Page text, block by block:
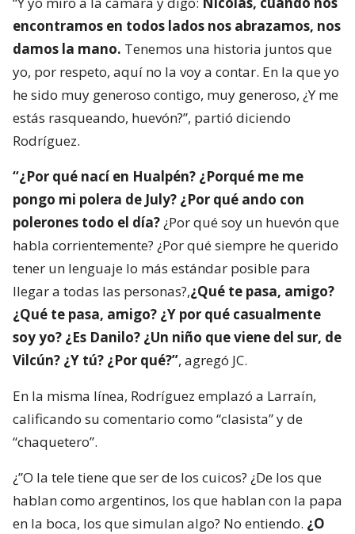
encontramos en todos lados nos abrazamos, nos
damos la mano. Tenemos una historia juntos que
yo, por respeto, aquí no la voy a contar. En la que yo
he sido muy generoso contigo, muy generoso, ¿Y me
estás rasqueando, huevón?”, partió diciendo
Rodríguez.
“¿Por qué nací en Hualpén? ¿Porqué me me
pongo mi polera de July? ¿Por qué ando con
polerones todo el día?¿Por qué soy un huevón que
habla corrientemente? ¿Por qué siempre he querido
tener un lenguaje lo más estándar posible para
llegar a todas las personas?,¿Qué te pasa, amigo?
¿Qué te pasa, amigo? ¿Y por qué casualmente
soy yo? ¿Es Danilo? ¿Un niño que viene del sur, de
Vilcún? ¿Y tú? ¿Por qué?”, agregó JC.
En la misma línea, Rodríguez emplazó a Larraín,
calificando su comentario como “clasista” y de
“chaquetero”.
¿”O la tele tiene que ser de los cuicos? ¿De los que
hablan como argentinos, los que hablan con la papa
en la boca, los que simulan algo? No entiendo. ¿O